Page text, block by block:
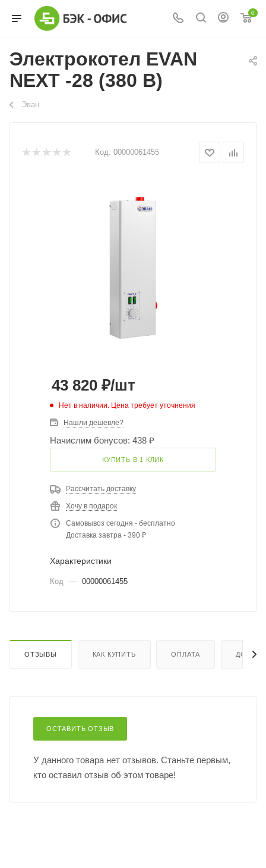
0
Электрокотел EVAN
NEXT -28 (380 В)
Эван
Код: 00000061455
43 820 ₽/шт
Нет в наличии. Цена требует уточнения
Нашли дешевле?
Начислим бонусов: 438 ₽
КУПИТЬ В 1 КЛИК
Рассчитать доставку
Хочу в подарок
Самовывоз сегодня - бесплатно
Доставка завтра - 390 ₽
Характеристики
Код — 00000061455
ОТЗЫВЫ КАК КУПИТЬ ОПЛАТА
ОСТАВИТЬ ОТЗЫВ
У данного товара нет отзывов. Станьте первым,
кто оставил отзыв об этом товаре!